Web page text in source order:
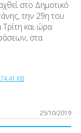
στο Δημοτικό
την 29η του
και ώρα
στα
KB
25/10/2019